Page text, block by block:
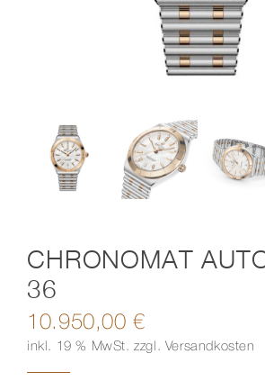
CHRONOMAT
36
10.950,00€
inkl. 19 % MwSt. zzgl. Versandkosten